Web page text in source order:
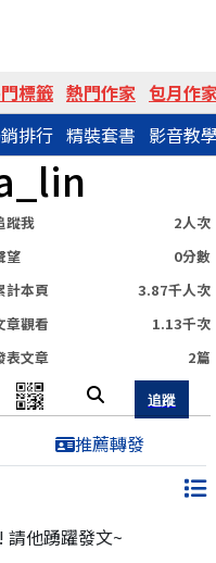
標籤 熱門作家 包月作
排行 精裝套書 影音教
蹤我
2人次
望
0分數
計本頁
3.87千人次
章觀看
1.13千次
表文章
2篇
分享網址
推薦轉發
請他踴躍發文~